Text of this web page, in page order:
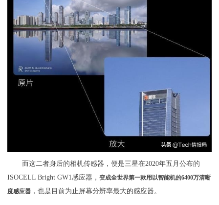
而这二者身后的相机传感器，便是三星在2020年五月公布的
ISOCELL Bright GW1感应器， 变成全世界第一款用以智能机的6400万清晰
度感应器 ，也是目前为止屏幕分辨率最大的感应器。